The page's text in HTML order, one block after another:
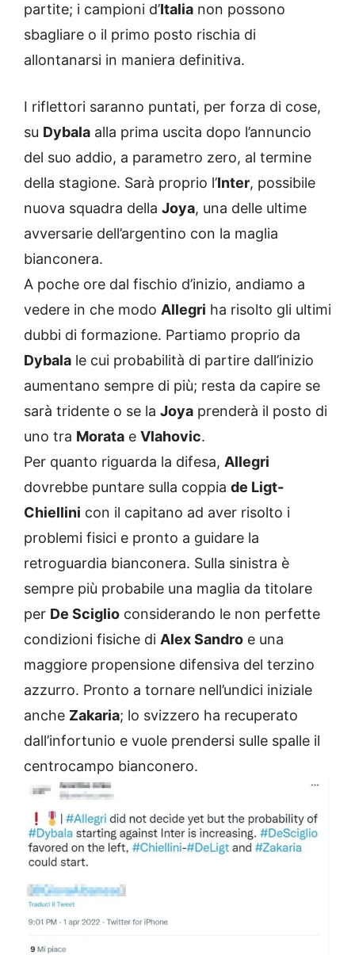
partite; i campioni d’Italia non possono
sbagliare o il primo posto rischia di
allontanarsi in maniera definitiva.
I riflettori saranno puntati, per forza di cose,
su Dybala alla prima uscita dopo l’annuncio
del suo addio, a parametro zero, al termine
della stagione. Sarà proprio l’Inter, possibile
nuova squadra della Joya, una delle ultime
avversarie dell’argentino con la maglia
bianconera.
A poche ore dal fischio d’inizio, andiamo a
vedere in che modo Allegri ha risolto gli ultimi
dubbi di formazione. Partiamo proprio da
Dybala le cui probabilità di partire dall’inizio
aumentano sempre di più; resta da capire se
sarà tridente o se la Joya prenderà il posto di
uno tra Morata e Vlahovic.
Per quanto riguarda la difesa, Allegri
dovrebbe puntare sulla coppia de Ligt-
Chiellini con il capitano ad aver risolto i
problemi fisici e pronto a guidare la
retroguardia bianconera. Sulla sinistra è
sempre più probabile una maglia da titolare
per De Sciglio considerando le non perfette
condizioni fisiche di Alex Sandro e una
maggiore propensione difensiva del terzino
azzurro. Pronto a tornare nell’undici iniziale
anche Zakaria; lo svizzero ha recuperato
dall’infortunio e vuole prendersi sulle spalle il
centrocampo bianconero.